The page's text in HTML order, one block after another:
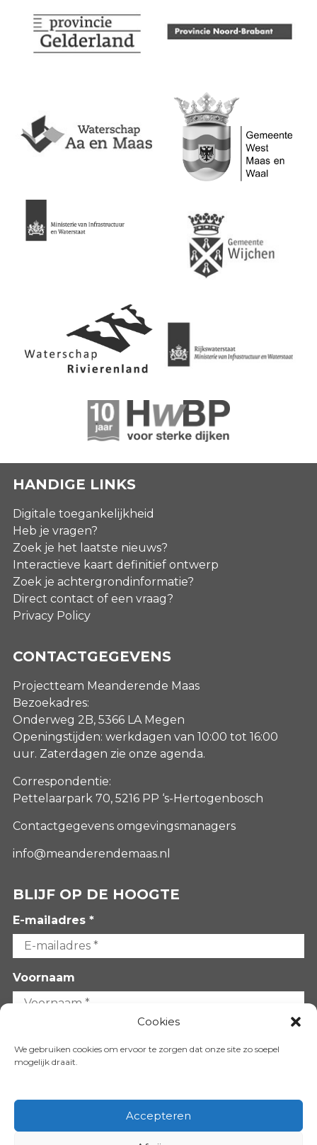
Cookies
We gebruiken cookies om ervoor te zorgen dat onze site zo soepel
mogelijk draait.
Accepteren
HANDIGE LINKS
Digitale toegankelijkheid
Heb je vragen?
Zoek je het laatste nieuws?
Interactieve kaart definitief ontwerp
Zoek je achtergrondinformatie?
Direct contact of een vraag?
Privacy Policy
CONTACTGEGEVENS
Projectteam Meanderende Maas
Bezoekadres:
Onderweg 2B, 5366 LA Megen
Openingstijden: werkdagen van 10:00 tot 16:00
uur. Zaterdagen zie onze agenda.
Correspondentie:
Pettelaarpark 70, 5216 PP ‘s-Hertogenbosch
Contactgegevens omgevingsmanagers
info@meanderendemaas.nl
BLIJF OP DE HOOGTE
E-mailadres *
Voornaam